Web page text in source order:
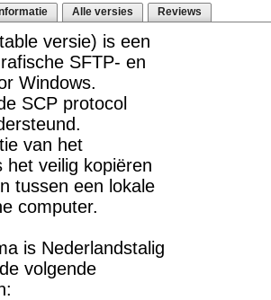
Alle versies Reviews
versie) is een
SFTP- en
Windows.
SCP protocol
van het
het veilig kopiëren
tussen een lokale
computer.
is Nederlandstalig
volgende